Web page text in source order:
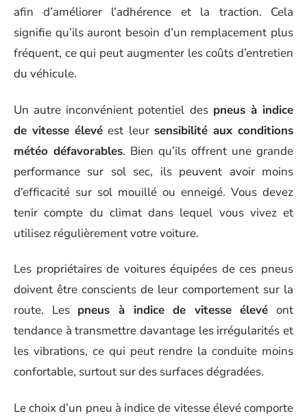
afin d’améliorer l’adhérence et la traction. Cela
signifie qu’ils auront besoin d’un remplacement plus
fréquent, ce qui peut augmenter les coûts d’entretien
du véhicule.
Un autre inconvénient potentiel des pneus à indice
de vitesse élevé est leur sensibilité aux conditions
météo défavorables. Bien qu’ils offrent une grande
performance sur sol sec, ils peuvent avoir moins
d’efficacité sur sol mouillé ou enneigé. Vous devez
tenir compte du climat dans lequel vous vivez et
utilisez régulièrement votre voiture.
Les propriétaires de voitures équipées de ces pneus
doivent être conscients de leur comportement sur la
route. Les pneus à indice de vitesse élevé ont
tendance à transmettre davantage les irrégularités et
les vibrations, ce qui peut rendre la conduite moins
confortable, surtout sur des surfaces dégradées.
Le choix d’un pneu à indice de vitesse élevé comporte